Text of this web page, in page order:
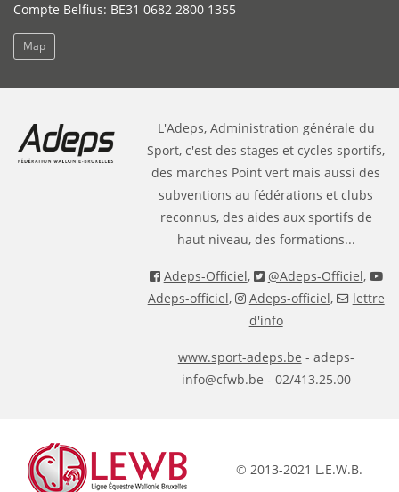
Compte Belfius: BE31 0682 2800 1355
Map
L'Adeps, Administration générale du
Sport, c'est des stages et cycles sportifs,
des marches Point vert mais aussi des
subventions au fédérations et clubs
reconnus, des aides aux sportifs de
haut niveau, des formations...
Adeps-Officiel, @Adeps-Officiel,
Adeps-officiel, Adeps-officiel,
lettre
d'info
www.sport-adeps.be - adeps-
info@cfwb.be - 02/413.25.00
© 2013-2021 L.E.W.B.